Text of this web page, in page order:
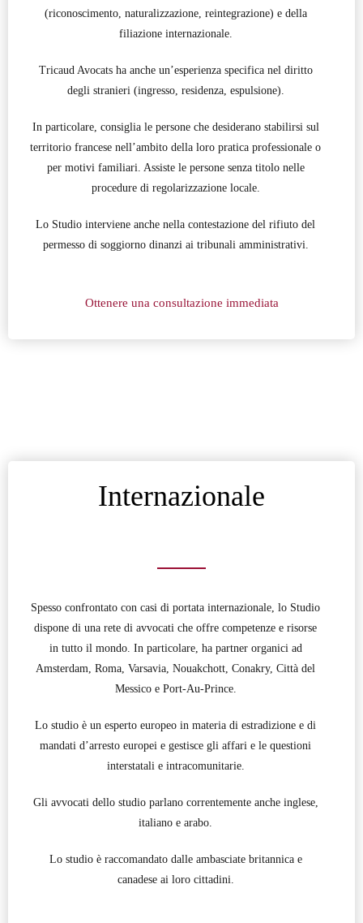
(riconoscimento, naturalizzazione, reintegrazione) e della
filiazione internazionale.
Tricaud Avocats ha anche un’esperienza specifica nel diritto
degli stranieri (ingresso, residenza, espulsione).
In particolare, consiglia le persone che desiderano stabilirsi sul
territorio francese nell’ambito della loro pratica professionale o
per motivi familiari. Assiste le persone senza titolo nelle
procedure di regolarizzazione locale.
Lo Studio interviene anche nella contestazione del rifiuto del
permesso di soggiorno dinanzi ai tribunali amministrativi.
Ottenere una consultazione immediata
Internazionale
Spesso confrontato con casi di portata internazionale, lo Studio
dispone di una rete di avvocati che offre competenze e risorse
in tutto il mondo. In particolare, ha partner organici ad
Amsterdam, Roma, Varsavia, Nouakchott, Conakry, Città del
Messico e Port-Au-Prince.
Lo studio è un esperto europeo in materia di estradizione e di
mandati d’arresto europei e gestisce gli affari e le questioni
interstatali e intracomunitarie.
Gli avvocati dello studio parlano correntemente anche inglese,
italiano e arabo.
Lo studio è raccomandato dalle ambasciate britannica e
canadese ai loro cittadini.